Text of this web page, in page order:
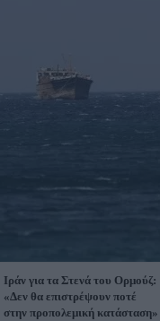
Ιράν για τα Στενά του Ορμούζ:
«Δεν θα επιστρέψουν ποτέ
στην προπολεμική κατάσταση»